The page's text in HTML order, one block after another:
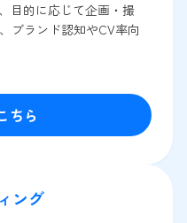
目的に応じて企画・撮
ブランド認知やCV率向
ちら
ング